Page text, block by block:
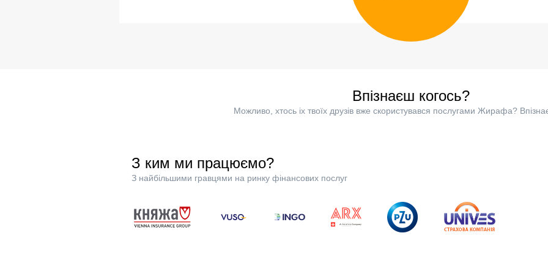
Впізнаєш когось?
Можливо, хтось іх твоїх друзів вже скористувався послугами Жирафа?
З ким ми працюємо?
З найбільшими гравцями на ринку фінансових послуг